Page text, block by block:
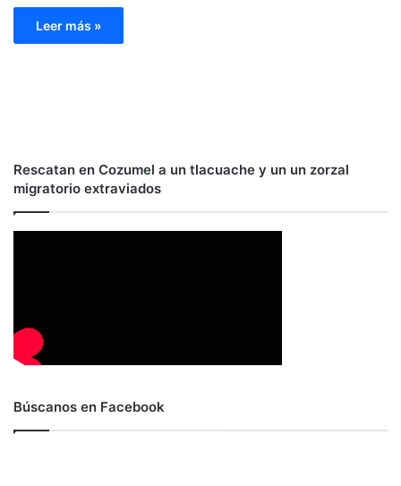
Leer más »
Rescatan en Cozumel a un tlacuache y un un zorzal
migratorio extraviados
Búscanos en Facebook